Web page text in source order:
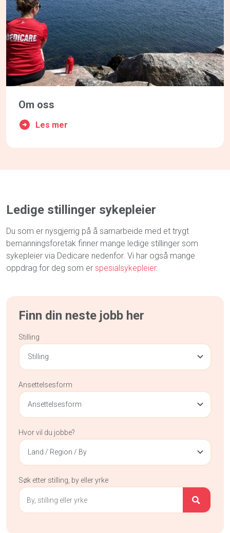
Om oss
Les mer
Ledige stillinger sykepleier
Du som er nysgjerrig på å samarbeide med et trygt
bemanningsforetak finner mange ledige stillinger som
sykepleier via Dedicare nedenfor. Vi har også mange
oppdrag for deg som er spesialsykepleier.
Finn din neste jobb her
Stilling
Stilling
Ansettelsesform
Ansettelsesform
Hvor vil du jobbe?
Land / Region / By
Søk etter stilling, by eller yrke